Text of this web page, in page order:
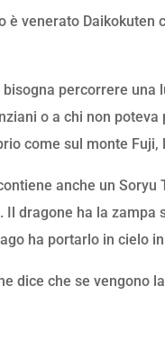
è venerato
percorrere una
o a chi non
come sul monte Fuji,
anche un
Il dragone ha la zampa
ha portarlo in cielo
dice che se vengono